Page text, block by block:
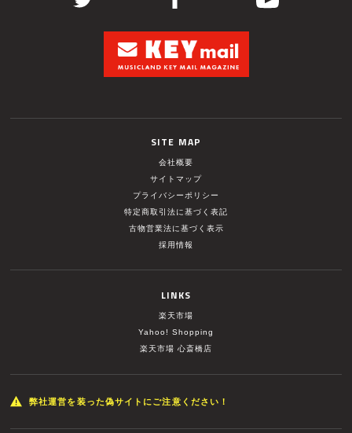
SITE MAP
会社概要
サイトマップ
プライバシーポリシー
特定商取引法に基づく表記
古物営業法に基づく表示
採用情報
LINKS
楽天市場
Yahoo! Shopping
楽天市場 心斎橋店
弊社運営を装った偽サイトにご注意ください！